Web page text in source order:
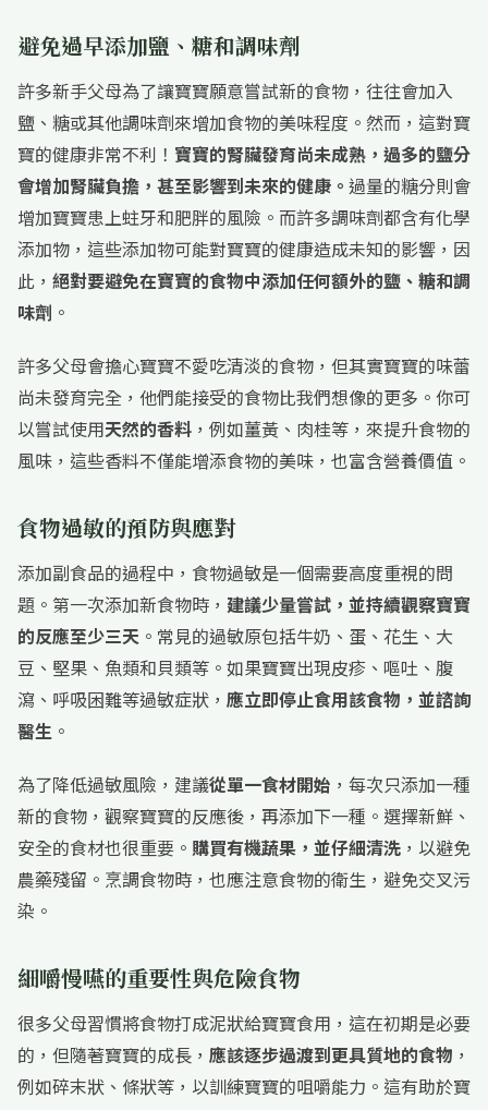
避免過早添加鹽、糖和調味劑
許多新手父母為了讓寶寶願意嘗試新的食物，往往會加入
鹽、糖或其他調味劑來增加食物的美味程度。然而，這對寶
寶的健康非常不利！ 寶寶的腎臟發育尚未成熟，過多的鹽分
會增加腎臟負擔，甚至影響到未來的健康。 過量的糖分則會
增加寶寶患上蛀牙和肥胖的風險。而許多調味劑都含有化學
添加物，這些添加物可能對寶寶的健康造成未知的影響，因
此， 絕對要避免在寶寶的食物中添加任何額外的鹽、糖和調
味劑 。
許多父母會擔心寶寶不愛吃清淡的食物，但其實寶寶的味蕾
尚未發育完全，他們能接受的食物比我們想像的更多。你可
以嘗試使用天然的香料 ，例如薑黃、肉桂等，來提升食物的
風味，這些香料不僅能增添食物的美味，也富含營養價值。
食物過敏的預防與應對
添加副食品的過程中，食物過敏是一個需要高度重視的問
題。第一次添加新食物時， 建議少量嘗試，並持續觀察寶寶
的反應至少三天 。常見的過敏原包括牛奶、蛋、花生、大
豆、堅果、魚類和貝類等。如果寶寶出現皮疹、嘔吐、腹
瀉、呼吸困難等過敏症狀， 應立即停止食用該食物，並諮詢
醫生 。
為了降低過敏風險，建議從單一食材開始 ，每次只添加一種
新的食物，觀察寶寶的反應後，再添加下一種。選擇新鮮、
安全的食材也很重要。 購買有機蔬果，並仔細清洗 ，以避免
農藥殘留。烹調食物時，也應注意食物的衛生，避免交叉污
染。
細嚼慢嚥的重要性與危險食物
很多父母習慣將食物打成泥狀給寶寶食用，這在初期是必要
的，但隨著寶寶的成長， 應該逐步過渡到更具質地的食物 ，
例如碎末狀、條狀等，以訓練寶寶的咀嚼能力。這有助於寶